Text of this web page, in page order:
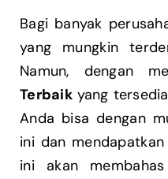
Bagi banyak
yang mungkin
Namun, dengan
Terbaikyang
Anda bisa dengan
ini dan
ini akan